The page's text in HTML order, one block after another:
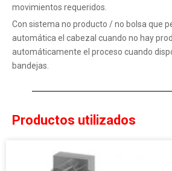
movimientos requeridos.
Con sistema no producto / no bolsa que
automática el cabezal cuando no hay
automáticamente el proceso cuando
bandejas.
Productos utilizados